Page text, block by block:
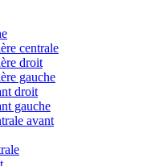
centrale
droit
gauche
droit
gauche
avant